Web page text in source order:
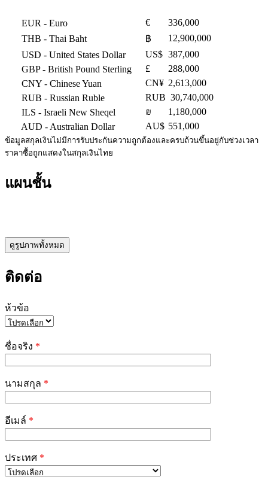
EUR - Euro €
336,000
THB - Thai Baht ฿
12,900,000
USD - United States Dollar US$ 387,000
GBP- British Pound Sterling £
288,000
CNY - Chinese Yuan CN¥ 2,613,000
RUB - Russian Ruble RUB 30,740,000
ILS - Israeli New Sheqel ₪
1,180,000
AUD - Australian Dollar AU$ 551,000
ข้อมูลสกุลเงินไม่มีการรับประกันความถูกต้องและครบถ้วนขึ้นอยู่กับช่วงเวลา
ราคาซื้อถูกแสดงในสกุลเงินไทย
แผนชั้น
ดูรูปภาพทั้งหมด
ติดต่อ
ห้วข้อ
leave
this
field
ชื่อจริง *
นามสกุล *
อีเมล์ *
ประเทศ *